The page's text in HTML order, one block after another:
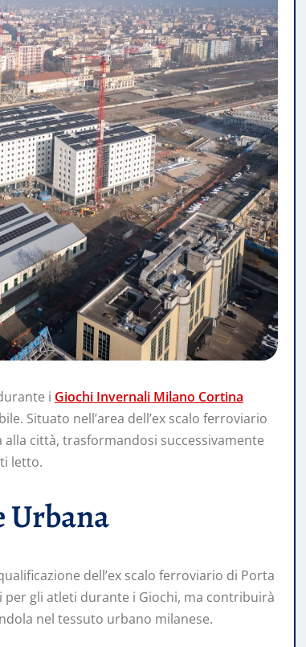
i Giochi Invernali Milano Cortina
Situato nell’area dell’ex scalo ferroviario
città, trasformandosi successivamente
letto.
Urbana
dell’ex scalo ferroviario di Porta
gli atleti durante i Giochi, ma contribuirà
nel tessuto urbano milanese.